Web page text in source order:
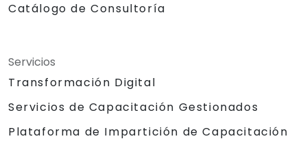
Catálogo de Consultoría
Servicios
Transformación Digital
Servicios de Capacitación Gestionados
Plataforma de Impartición de Capacitación